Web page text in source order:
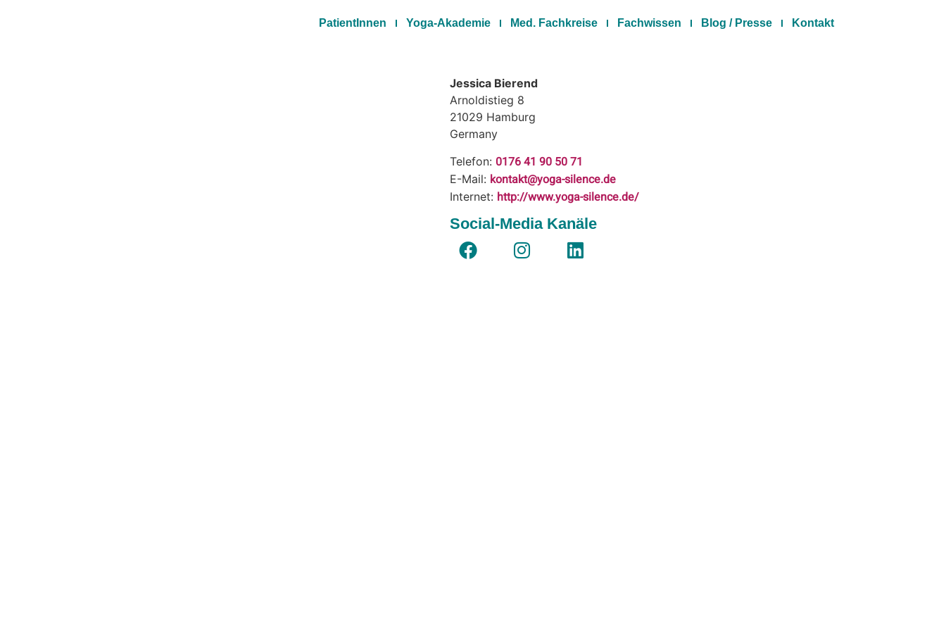
PatientInnen Yoga-Akademie Med. Fachkreise Fachwissen Blog / Presse Kontakt
Jessica Bierend
Arnoldistieg 8
21029 Hamburg
Germany
Telefon: 0176 41 90 50 71
E-Mail: kontakt@yoga-silence.de
Internet: http://www.yoga-silence.de/
Social-Media Kanäle